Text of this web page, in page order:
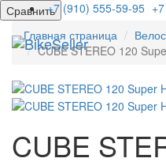
Сравнить+7 (910) 555-59-95
Главная страница
CUBE STEREO 120
CUBE